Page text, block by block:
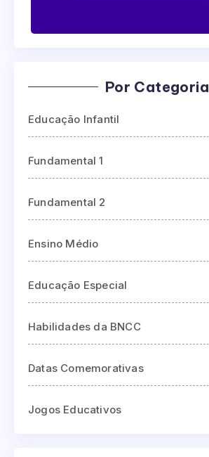
Por Categoria
Educação Infantil
Fundamental 1
Fundamental 2
Ensino Médio
Educação Especial
Habilidades da BNCC
Datas Comemorativas
Jogos Educativos